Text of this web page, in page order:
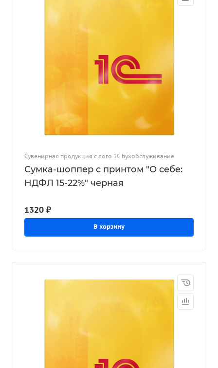
Сувенирная продукция с лого 1С Бухобслуживание
Сумка-шоппер с принтом "О себе:
НДФЛ 15-22%" черная
1320 ₽
В корзину